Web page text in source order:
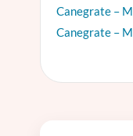
Canegrate –
Canegrate –